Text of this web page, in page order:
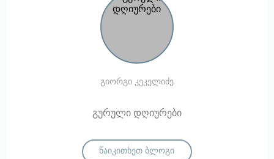
გიორგი კეკელიძე
გურული დღიურები
წაიკითხეთ ბლოგი